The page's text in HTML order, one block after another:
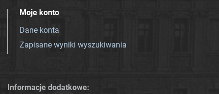
Moje konto
Dane konta
Zapisane wyniki wyszukiwania
Informacje dodatkowe: